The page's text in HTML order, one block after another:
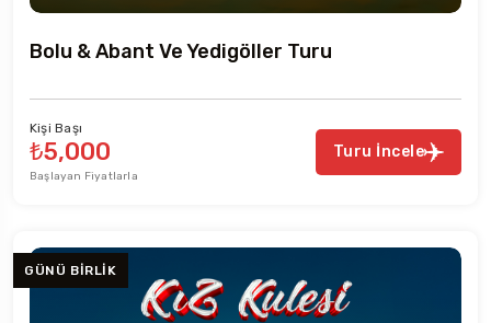
Bolu & Abant Ve Yedigöller Turu
Kişi Başı
₺5,000
Başlayan Fiyatlarla
Turu İncele
GÜNÜ BIRLIK